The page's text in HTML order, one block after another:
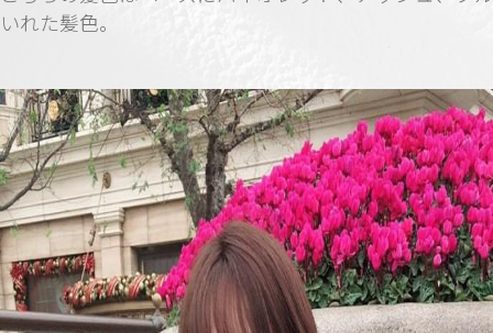
いれた髪色。